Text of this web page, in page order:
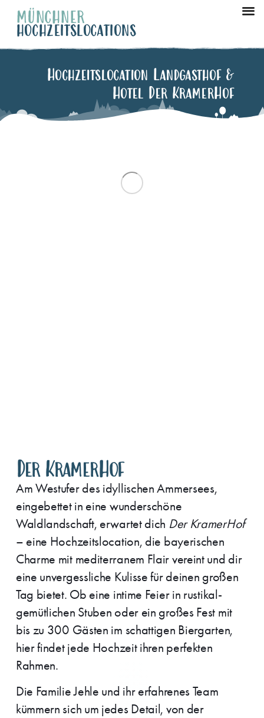
MÜNCHNER
HOCHZEITSLOCATIONS
Hochzeitslocation Landgasthof &
Hotel Der KramerHof
Der KramerHof
Am Westufer des idyllischen Ammersees,
eingebettet in eine wunderschöne
Waldlandschaft, erwartet dich Der KramerHof
– eine Hochzeitslocation, die bayerischen
Charme mit mediterranem Flair vereint und dir
eine unvergessliche Kulisse für deinen großen
Tag bietet. Ob eine intime Feier in rustikal-
gemütlichen Stuben oder ein großes Fest mit
bis zu 300 Gästen im schattigen Biergarten,
hier findet jede Hochzeit ihren perfekten
Rahmen.
Die Familie Jehle und ihr erfahrenes Team
kümmern sich um jedes Detail, von der